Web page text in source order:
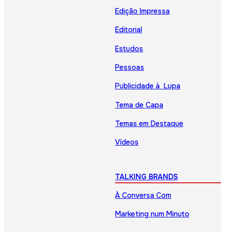
Edição Impressa
Editorial
Estudos
Pessoas
Publicidade à Lupa
Tema de Capa
Temas em Destaque
Vídeos
TALKING BRANDS
À Conversa Com
Marketing num Minuto